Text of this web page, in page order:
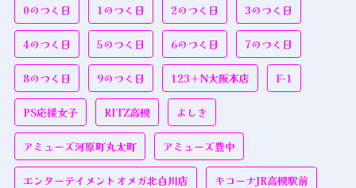
0のつく日 1のつく日 2のつく日 3のつく日
4のつく日 5のつく日 6のつく日 7のつく日
8のつく日 9のつく日 123＋N大阪本店 F-1
PS応援女子 RITZ高槻 よしき
アミューズ河原町丸太町 アミューズ豊中
エンターテイメントオメガ北白川店 キコーナJR高槻駅前